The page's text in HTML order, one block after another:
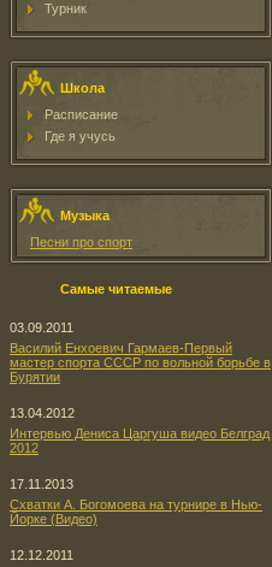
Турник
Школа
Расписание
Где я учусь
Музыка
Песни про спорт
Самые читаемые
03.09.2011
Василий Енхоевич Гармаев-Первый
мастер спорта СССР по вольной борьбе в
Бурятии
13.04.2012
Интервью Дениса Царгуша видео Белград
2012
17.11.2013
Схватки А. Богомоева на турнире в Нью-
Йорке (Видео)
12.12.2011